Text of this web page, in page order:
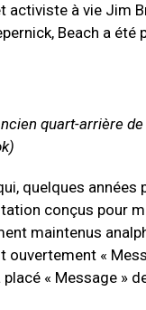
activiste à vie Jim
Beach a
quart-arrière
quelques années
conçus pour
maintenus
«
« Message »